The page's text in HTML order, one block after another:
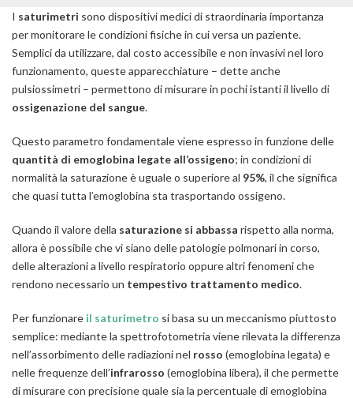
I saturimetri sono dispositivi medici di straordinaria importanza
per monitorare le condizioni fisiche in cui versa un paziente.
Semplici da utilizzare, dal costo accessibile e non invasivi nel loro
funzionamento, queste apparecchiature – dette anche
pulsiossimetri – permettono di misurare in pochi istanti il livello di
ossigenazione del sangue.
Questo parametro fondamentale viene espresso in funzione delle
quantità di emoglobina legate all’ossigeno; in condizioni di
normalità la saturazione è uguale o superiore al 95%, il che significa
che quasi tutta l’emoglobina sta trasportando ossigeno.
Quando il valore della saturazione si abbassa rispetto alla norma,
allora è possibile che vi siano delle patologie polmonari in corso,
delle alterazioni a livello respiratorio oppure altri fenomeni che
rendono necessario un tempestivo trattamento medico.
Per funzionare il saturimetro si basa su un meccanismo piuttosto
semplice: mediante la spettrofotometria viene rilevata la differenza
nell’assorbimento delle radiazioni nel rosso (emoglobina legata) e
nelle frequenze dell’infrarosso (emoglobina libera), il che permette
di misurare con precisione quale sia la percentuale di emoglobina